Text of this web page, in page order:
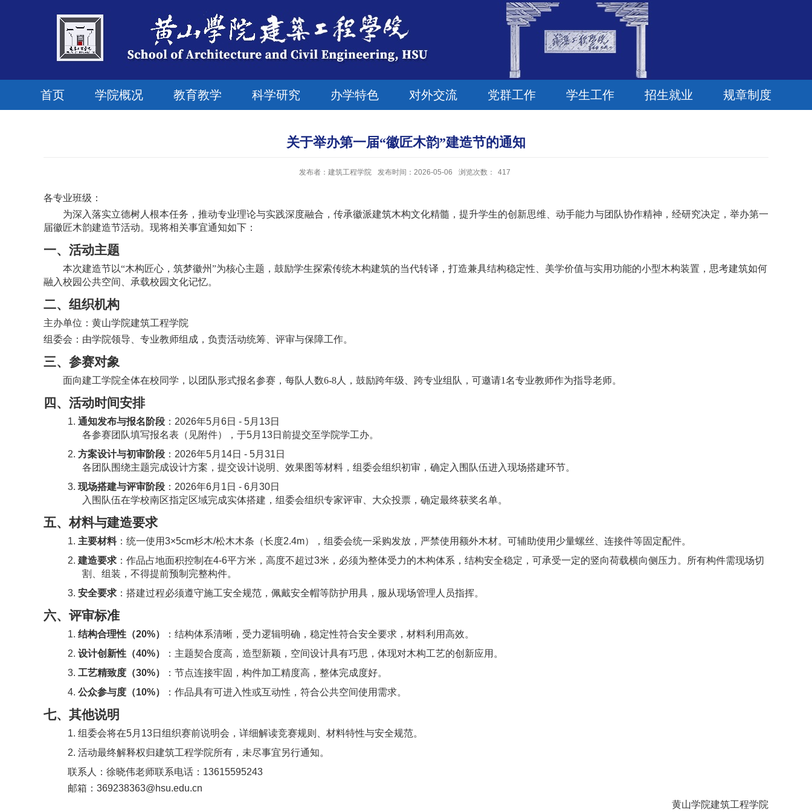
首页 学院概况 教育教学 科学研究 办学特色 对外交流 党群工作 学生工作 招生就业 规章制度
关于举办第一届“徽匠木韵”建造节的通知
发布者：建筑工程学院 发布时间：2026-05-06 浏览次数： 417
各专业班级：
为深入落实立德树人根本任务，推动专业理论与实践深度融合，传承徽派建筑木构文化精髓，提升学生的创新思维、动手能力与团队协作精神，经研究决定，举办第一
届徽匠木韵建造节活动。现将相关事宜通知如下：
一、活动主题
本次建造节以“木构匠心，筑梦徽州”为核心主题，鼓励学生探索传统木构建筑的当代转译，打造兼具结构稳定性、美学价值与实用功能的小型木构装置，思考建筑如何
融入校园公共空间、承载校园文化记忆。
二、组织机构
主办单位： 黄山学院建筑工程学院
组委会：由学院领导、专业教师组成，负责活动统筹、评审与保障工作。
三、参赛对象
面向建工学院全体在校同学，以团队形式报名参赛，每队人数6-8人，鼓励跨年级、跨专业组队，可邀请1名专业教师作为指导老师。
四、活动时间安排
1. 通知发布与报名阶段 ： 2026年5月6日 - 5月13日
各参赛团队填写报名表（见附件），于5月13日前提交至学院学工办。
2. 方案设计与初审阶段 ： 2026年5月14日 - 5月31日
各团队围绕主题完成设计方案，提交设计说明、效果图等材料，组委会组织初审，确定入围队伍进入现场搭建环节。
3. 现场搭建与评审阶段 ： 2026年6月 1 日 - 6月 30日
入围队伍在学校南区指定区域完成实体搭建，组委会组织专家评审、大众投票，确定最终获奖名单。
五、材料与建造要求
1. 主要材料：统一使用3×5cm杉木/松木木条（长度2.4m），组委会统一采购发放，严禁使用额外木材。可辅助使用少量螺丝、连接件等固定配件。
2. 建造要求 ：作品占地面积控制在4-6平方米，高度不超过3米，必须为整体受力的木构体系，结构安全稳定，可承受一定的竖向荷载横向侧压力 。所有构件需现场切
割、组装，不得提前预制完整构件。
3. 安全要求 ：搭建过程必须遵守施工安全规范，佩戴安全帽等防护用具，服从现场管理人员指挥。
六、评审标准
1. 结构合理性（20%）
：结构体系清晰，受力逻辑明确，稳定性符合安全要求，材料利用高效。
2. 设计创新性（40%）
：主题契合度高，造型新颖，空间设计具有巧思，体现对木构工艺的创新应用。
3. 工艺精致度（30%）
：节点连接牢固，构件加工精度高，整体完成度好。
4. 公众参与度（10%） ：作品具有可进入性或互动性，符合公共空间使用需求。
七、其他说明
1. 组委会将在5月13日组织赛前说明会，详细解读竞赛规则、材料特性与安全规范。
2. 活动最终解释权归建筑工程学院所有，未尽事宜另行通知。
联系人： 徐晓伟老师联系电话： 13615595243
邮箱： 369238363@hsu.edu.cn
黄山学院建筑工程学院